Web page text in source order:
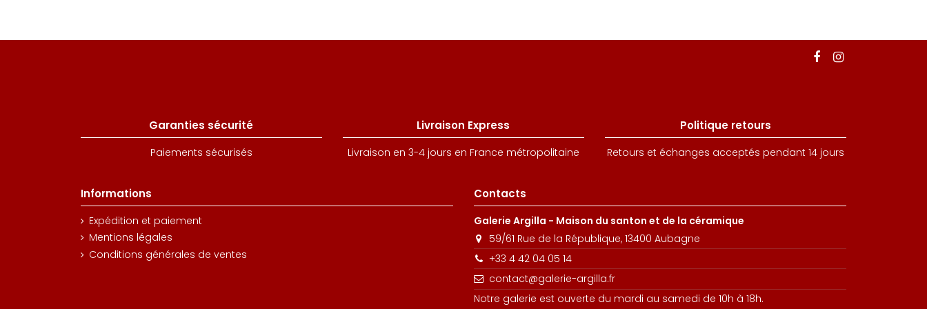
Garanties sécurité
Paiements sécurisés
Livraison Express
Livraison en 3-4 jours en France métropolitaine
Politique retours
Retours et échanges acceptés pendant 14 jours
Informations
Expédition et paiement
Mentions légales
Conditions générales de ventes
Contacts
Galerie Argilla - Maison du santon et de la céramique
59/61 Rue de la République, 13400 Aubagne
+33 4 42 04 05 14
contact@galerie-argilla.fr
Notre galerie est ouverte du mardi au samedi de 10h à 18h.